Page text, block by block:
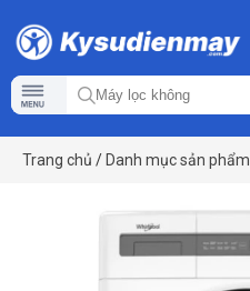
Trang chủ / Danh mục sản phẩm